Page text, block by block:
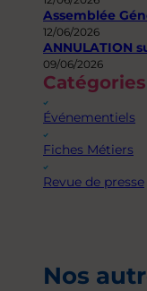
Assemblée
12/06/2026
ANNULATION
09/06/2026
Catégories
Événementiels
Fiches Métiers
Revue de presse
Nos